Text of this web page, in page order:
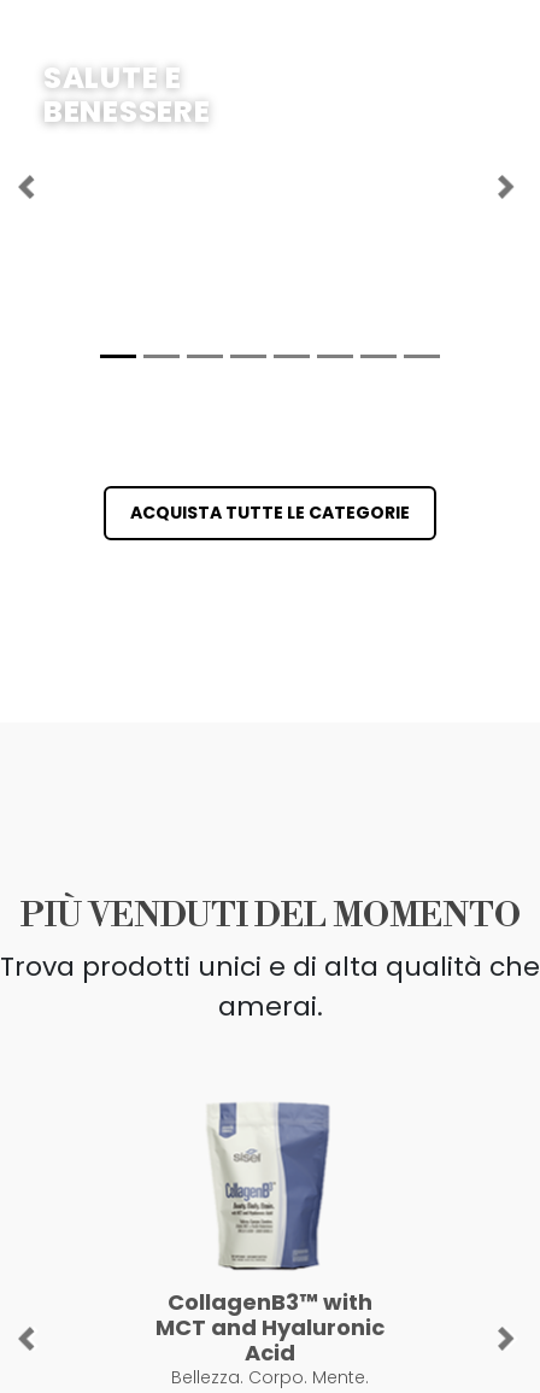
SALUTE E
BENESSERE
Previous
ACQUISTA TUTTE LE CATEGORIE
PIÙ VENDUTI DEL MOMENTO
Trova prodotti unici e di alta qualità che
amerai.
CollagenB3™ with
MCT and Hyaluronic
Acid
Bellezza. Corpo. Mente.
Previous